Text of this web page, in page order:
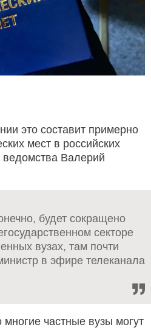
это составит примерно
мест в российских
Валерий
будет сокращено
секторе
вузах, там почти
в эфире телеканала
частные вузы могут